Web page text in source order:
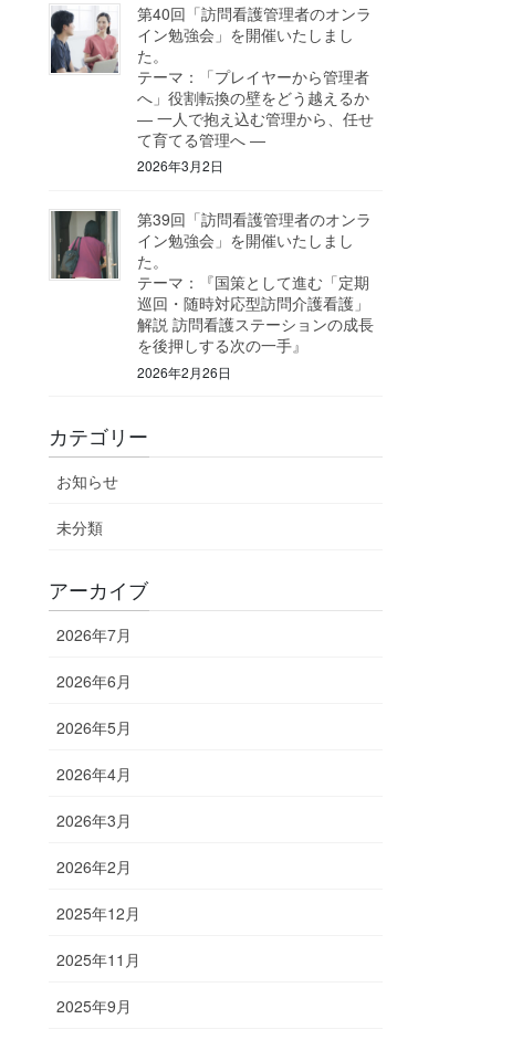
第40回「訪問看護管理者のオンラ
イン勉強会」を開催いたしまし
た。
テーマ：「プレイヤーから管理者
へ」役割転換の壁をどう越えるか
― 一人で抱え込む管理から、任せ
て育てる管理へ ―
2026年3月2日
第39回「訪問看護管理者のオンラ
イン勉強会」を開催いたしまし
た。
テーマ：『国策として進む「定期
巡回・随時対応型訪問介護看護」
解説 訪問看護ステーションの成長
を後押しする次の一手』
2026年2月26日
カテゴリー
お知らせ
未分類
アーカイブ
2026年7月
2026年6月
2026年5月
2026年4月
2026年3月
2026年2月
2025年12月
2025年11月
2025年9月